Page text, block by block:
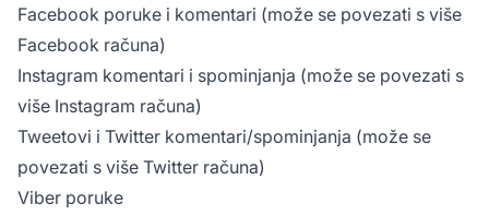
Facebook poruke i komentari (može se povezati s više
Facebook računa)
Instagram komentari i spominjanja (može se povezati s
više Instagram računa)
Tweetovi i Twitter komentari/spominjanja (može se
povezati s više Twitter računa)
Viber poruke